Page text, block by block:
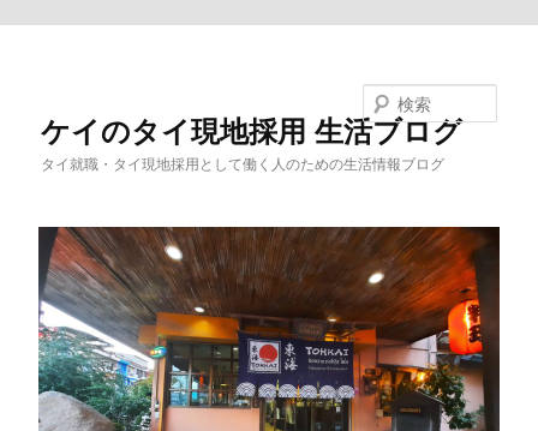
ケイのタイ現地採用 生活ブログ
タイ就職・タイ現地採用として働く人のための生活情報ブログ